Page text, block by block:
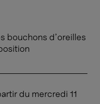
bouchons d'oreilles
du mercredi 11